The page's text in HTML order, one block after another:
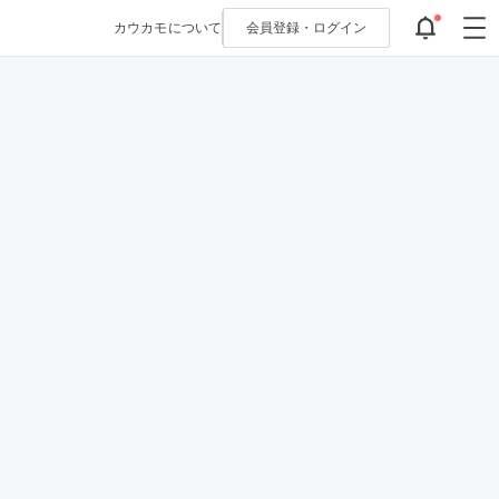
カウカモについて 会員登録・ ログイン